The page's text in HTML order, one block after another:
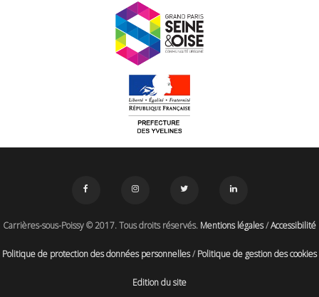
Carrières-sous-Poissy © 2017. Tous droits réservés. Mentions légales/Accessibilité
Politique de protection des données personnelles/Politique de gestion des cookies
Edition du site